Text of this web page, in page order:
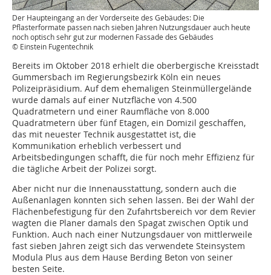
Der Haupteingang an der Vorderseite des Gebäudes: Die
Pflasterformate passen nach sieben Jahren Nutzungsdauer auch heute
noch optisch sehr gut zur modernen Fassade des Gebäudes
© Einstein Fugentechnik
Bereits im Oktober 2018 erhielt die oberbergische Kreisstadt
Gummersbach im Regierungsbezirk Köln ein neues
Polizeipräsidium. Auf dem ehemaligen Steinmüllergelände
wurde damals auf einer Nutzfläche von 4.500
Quadratmetern und einer Raumfläche von 8.000
Quadratmetern über fünf Etagen, ein Domizil geschaffen,
das mit neuester Technik ausgestattet ist, die
Kommunikation erheblich verbessert und
Arbeitsbedingungen schafft, die für noch mehr Effizienz für
die tägliche Arbeit der Polizei sorgt.
Aber nicht nur die Innenausstattung, sondern auch die
Außenanlagen konnten sich sehen lassen. Bei der Wahl der
Flächenbefestigung für den Zufahrtsbereich vor dem Revier
wagten die Planer damals den Spagat zwischen Optik und
Funktion. Auch nach einer Nutzungsdauer von mittlerweile
fast sieben Jahren zeigt sich das verwendete Steinsystem
Modula Plus aus dem Hause Berding Beton von seiner
besten Seite.